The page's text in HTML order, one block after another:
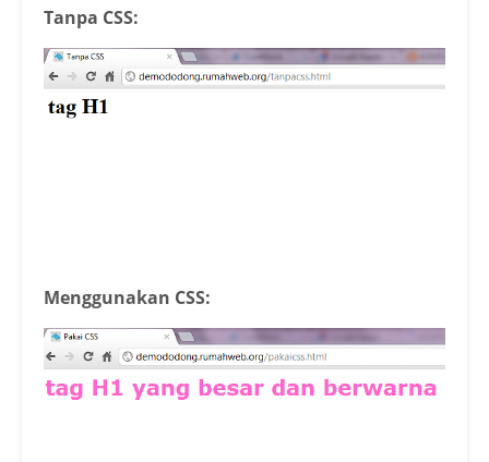
Tanpa CSS:
Menggunakan CSS: